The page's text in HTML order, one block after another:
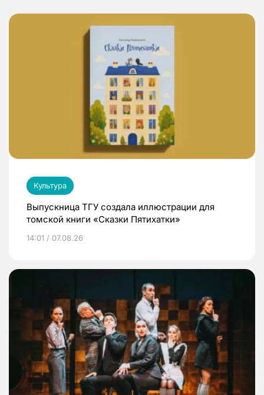
Культура
Выпускница ТГУ создала иллюстрации для
томской книги «Сказки Пятихатки»
14:01 / 07.08.26